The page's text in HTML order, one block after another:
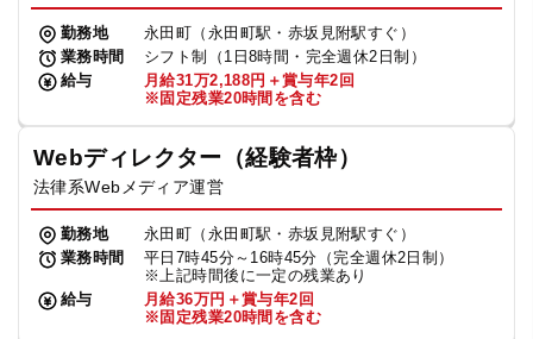
勤務地
永田町（永田町駅・赤坂見附駅すぐ）
業務時間
シフト制（1日8時間・完全週休2日制）
給与
月給31万2,188円＋賞与年2回
※固定残業20時間を含む
Webディレクター（経験者枠）
法律系Webメディア運営
勤務地
永田町（永田町駅・赤坂見附駅すぐ）
業務時間
平日7時45分～16時45分（完全週休2日制）
※上記時間後に一定の残業あり
給与
月給36万円＋賞与年2回
※固定残業20時間を含む